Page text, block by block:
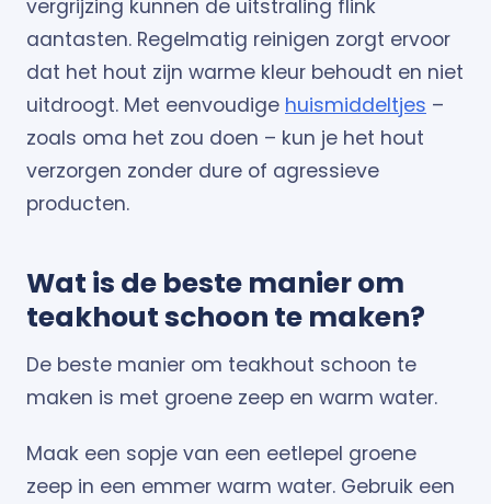
vergrijzing kunnen de uitstraling flink
aantasten. Regelmatig reinigen zorgt ervoor
dat het hout zijn warme kleur behoudt en niet
uitdroogt. Met eenvoudige huismiddeltjes –
zoals oma het zou doen – kun je het hout
verzorgen zonder dure of agressieve
producten.
Wat is de beste manier om
teakhout schoon te maken?
De beste manier om teakhout schoon te
maken is met groene zeep en warm water.
Maak een sopje van een eetlepel groene
zeep in een emmer warm water. Gebruik een